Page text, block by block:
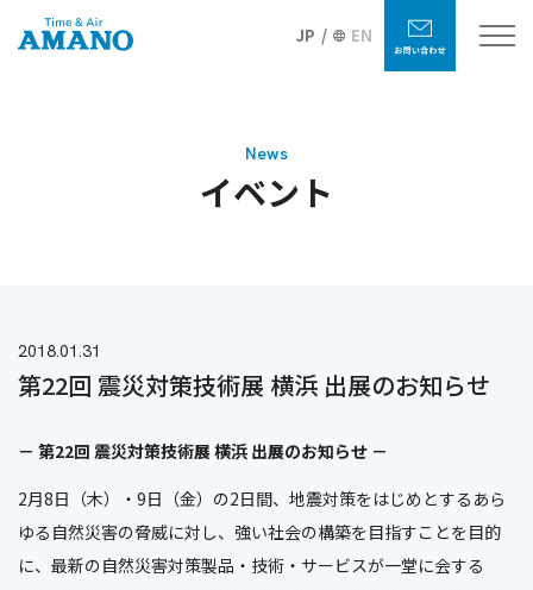
JP EN
News
イベント
2018.01.31
第22回 震災対策技術展 横浜 出展のお知らせ
－ 第22回 震災対策技術展 横浜 出展のお知らせ －
2月8日（木）・9日（金）の2日間、地震対策をはじめとするあら
ゆる自然災害の脅威に対し、強い社会の構築を目指すことを目的
に、最新の自然災害対策製品・技術・サービスが一堂に会する